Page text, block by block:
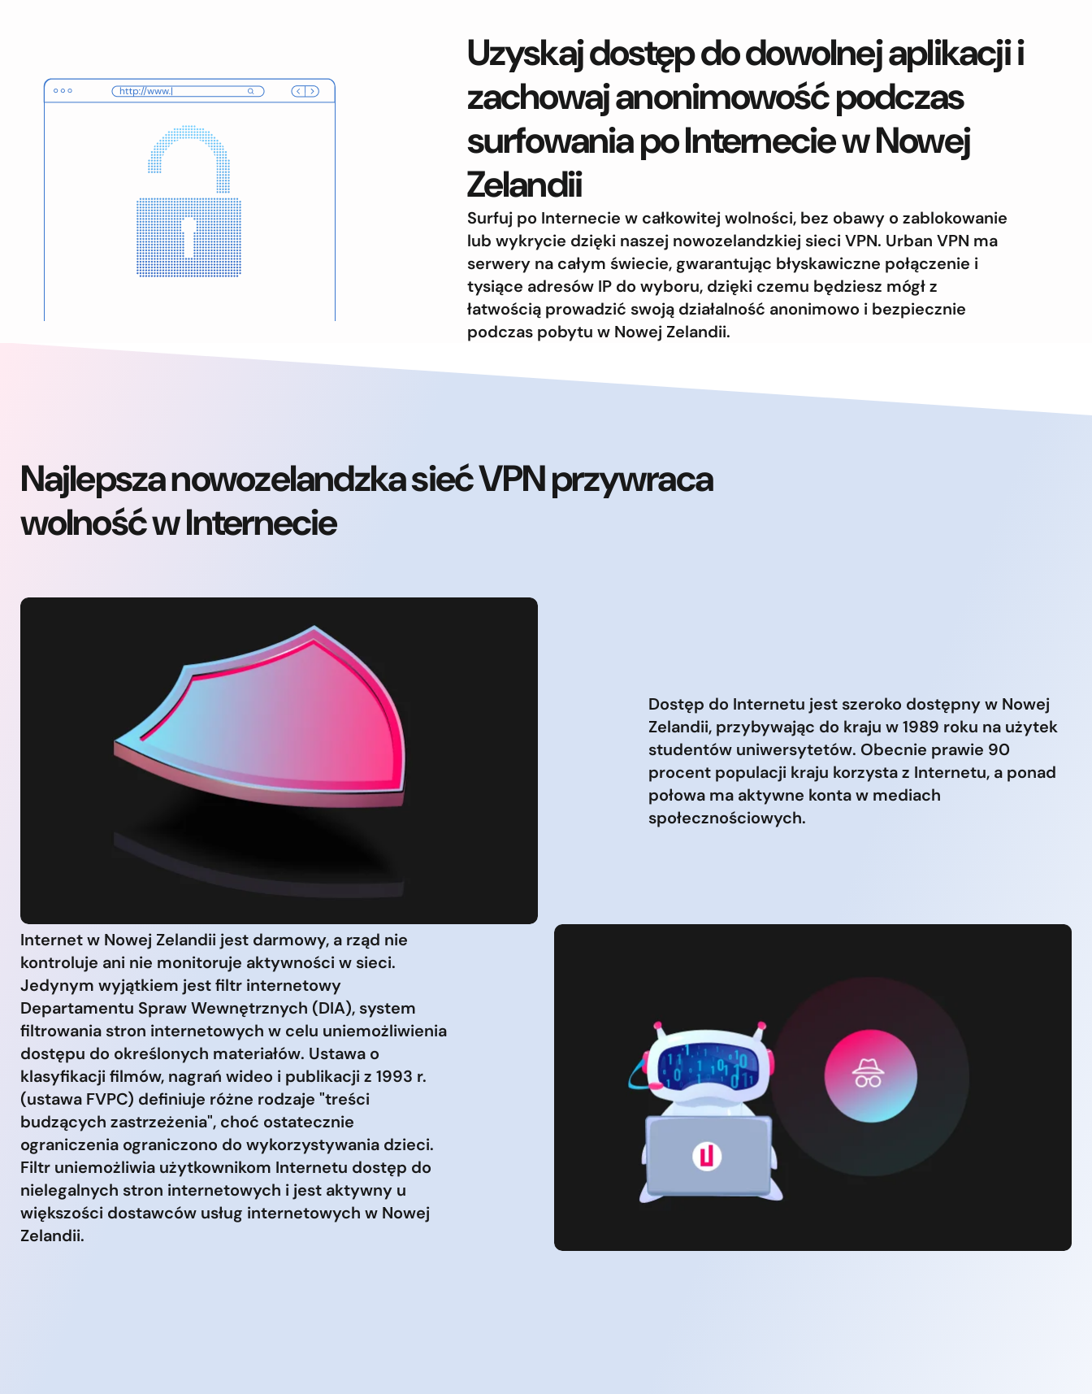
Uzyskaj dostęp do dowolnej aplikacji i
zachowaj anonimowość podczas
surfowania po Internecie w Nowej
Zelandii
Surfuj po Internecie w całkowitej wolności, bez obawy o zablokowanie
lub wykrycie dzięki naszej nowozelandzkiej sieci VPN. Urban VPN ma
serwery na całym świecie, gwarantując błyskawiczne połączenie i
tysiące adresów IP do wyboru, dzięki czemu będziesz mógł z
łatwością prowadzić swoją działalność anonimowo i bezpiecznie
podczas pobytu w Nowej Zelandii.
Najlepsza nowozelandzka sieć VPN przywraca
wolność w Internecie
Dostęp do Internetu jest szeroko dostępny w Nowej
Zelandii, przybywając do kraju w 1989 roku na użytek
studentów uniwersytetów. Obecnie prawie 90
procent populacji kraju korzysta z Internetu, a ponad
połowa ma aktywne konta w mediach
społecznościowych.
Internet w Nowej Zelandii jest darmowy, a rząd nie
kontroluje ani nie monitoruje aktywności w sieci.
Jedynym wyjątkiem jest filtr internetowy
Departamentu Spraw Wewnętrznych (DIA), system
filtrowania stron internetowych w celu uniemożliwienia
dostępu do określonych materiałów. Ustawa o
klasyfikacji filmów, nagrań wideo i publikacji z 1993 r.
(ustawa FVPC) definiuje różne rodzaje "treści
budzących zastrzeżenia", choć ostatecznie
ograniczenia ograniczono do wykorzystywania dzieci.
Filtr uniemożliwia użytkownikom Internetu dostęp do
nielegalnych stron internetowych i jest aktywny u
większości dostawców usług internetowych w Nowej
Zelandii.